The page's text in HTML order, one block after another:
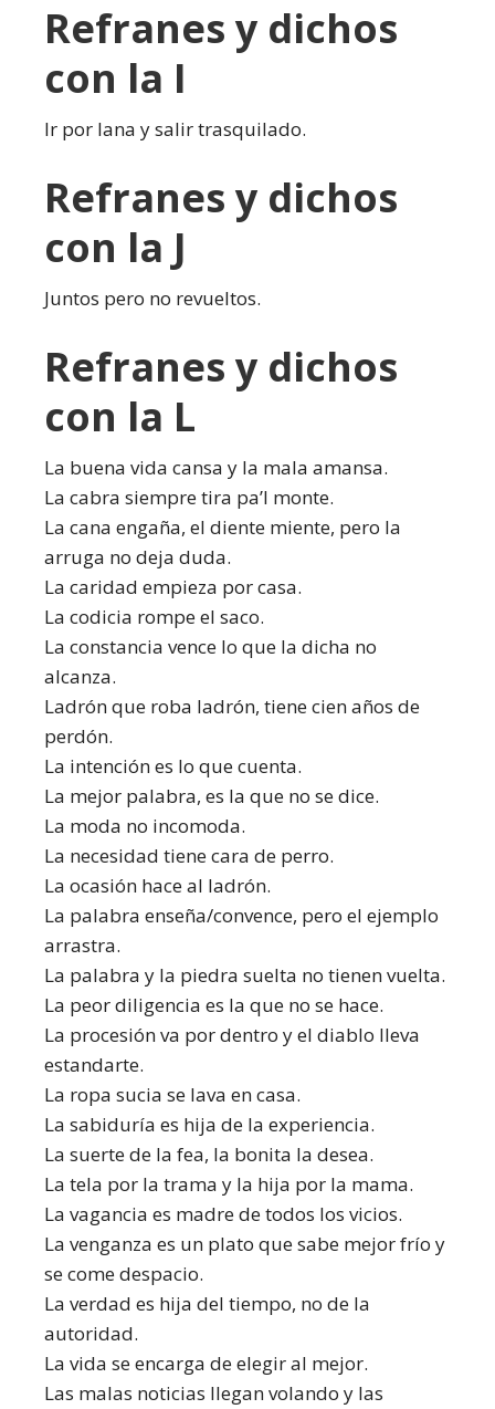
Refranes y dichos
con la I
Ir por lana y salir trasquilado.
Refranes y dichos
con la J
Juntos pero no revueltos.
Refranes y dichos
con la L
La buena vida cansa y la mala amansa.
La cabra siempre tira pa’l monte.
La cana engaña, el diente miente, pero la
arruga no deja duda.
La caridad empieza por casa.
La codicia rompe el saco.
La constancia vence lo que la dicha no
alcanza.
Ladrón que roba ladrón, tiene cien años de
perdón.
La intención es lo que cuenta.
La mejor palabra, es la que no se dice.
La moda no incomoda.
La necesidad tiene cara de perro.
La ocasión hace al ladrón.
La palabra enseña/convence, pero el ejemplo
arrastra.
La palabra y la piedra suelta no tienen vuelta.
La peor diligencia es la que no se hace.
La procesión va por dentro y el diablo lleva
estandarte.
La ropa sucia se lava en casa.
La sabiduría es hija de la experiencia.
La suerte de la fea, la bonita la desea.
La tela por la trama y la hija por la mama.
La vagancia es madre de todos los vicios.
La venganza es un plato que sabe mejor frío y
se come despacio.
La verdad es hija del tiempo, no de la
autoridad.
La vida se encarga de elegir al mejor.
Las malas noticias llegan volando y las